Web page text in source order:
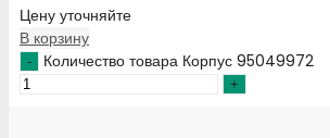
Цену уточняйте
В корзину
Количество товара Корпус 95049972